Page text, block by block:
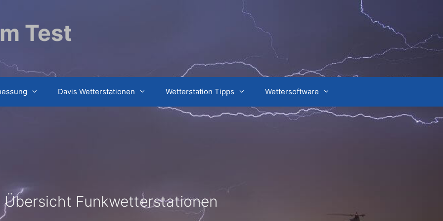
Test
Davis Wetterstationen Wetterstation Tipps Wettersoftware
Übersicht Funkwetterstationen